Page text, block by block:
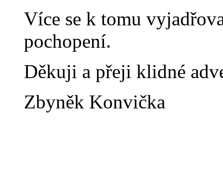
Více se k tomu
pochopení.
Děkuji a přeji klidné
Zbyněk Konvička